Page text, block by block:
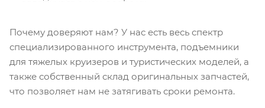
Почему доверяют нам? У нас есть весь спектр
специализированного инструмента, подъемники
для тяжелых круизеров и туристических моделей, а
также собственный склад оригинальных запчастей,
что позволяет нам не затягивать сроки ремонта.